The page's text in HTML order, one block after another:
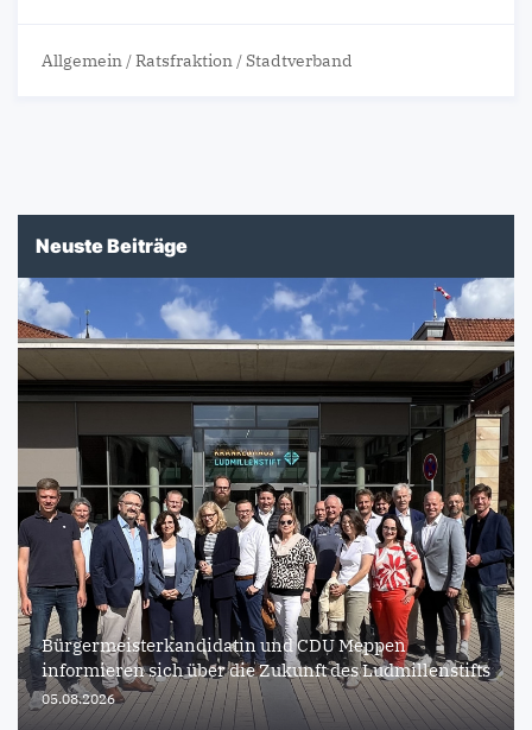
Allgemein /Ratsfraktion /Stadtverband
Neuste Beiträge
Bürgermeisterkandidatin und CDU Meppen
informieren sich über die Zukunft des Ludmillenstifts
05.08.2026